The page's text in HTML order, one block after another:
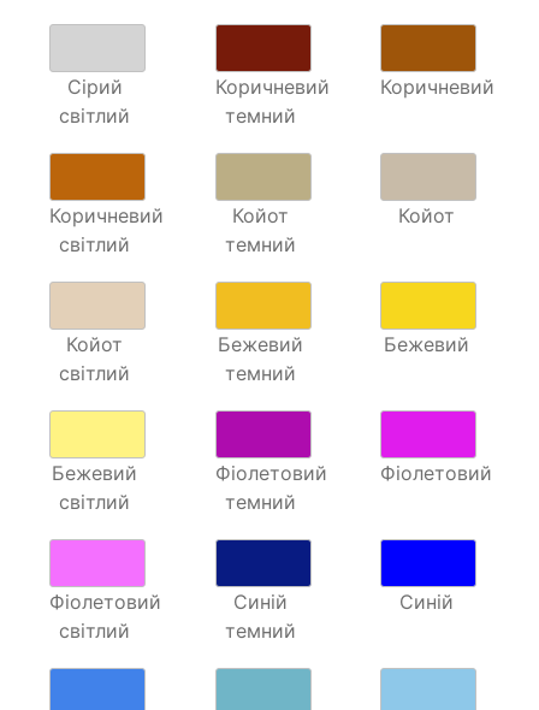
Сірий
світлий
Коричневий
темний
Коричневий
Коричневий
світлий
Койот
темний
Койот
Койот
світлий
Бежевий
темний
Бежевий
Бежевий
світлий
Фіолетовий
темний
Фіолетовий
Фіолетовий
світлий
Синій
темний
Синій